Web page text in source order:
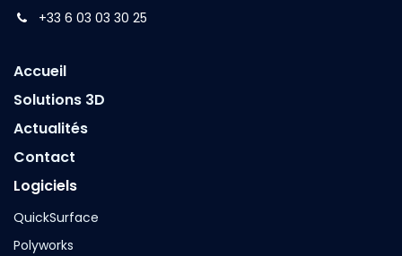
+33 6 03 03 30 25
Accueil
Solutions 3D
Actualités
Contact
Logiciels
QuickSurface
Polyworks